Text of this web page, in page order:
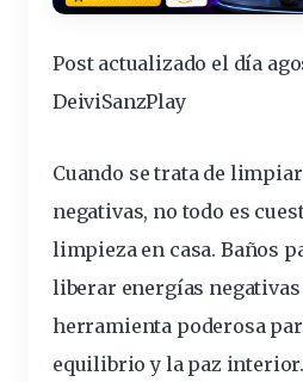
Post actualizado el día
DeiviSanzPlay
Cuando se trata de
negativas, no todo es
limpieza en casa. Baños
liberar energías negativas
herramienta poderosa
equilibrio y la paz